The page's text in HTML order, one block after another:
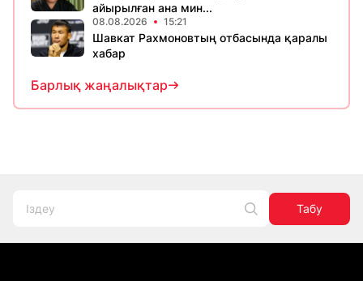
айырылған ана мин...
08.08.2026 15:21
Шавкат Рахмоновтың отбасында қаралы
хабар
Барлық жаңалықтар
Табу